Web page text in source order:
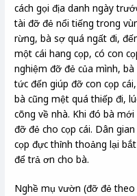
cách gọi địa danh ngày
tài đỡ đẻ nổi tiếng trong
rừng, bà sợ quá ngất đi,
một cái hang cọp, có con
nghiệm đỡ đẻ của mình,
tức đến giúp đỡ con cọp
bà cũng mệt quá thiếp đi,
cõng về nhà. Khi đó bà
đỡ đẻ cho cọp cái. Dân
cọp đực thỉnh thoảng lại
để trả ơn cho bà.
Nghề mụ vườn (đỡ đẻ